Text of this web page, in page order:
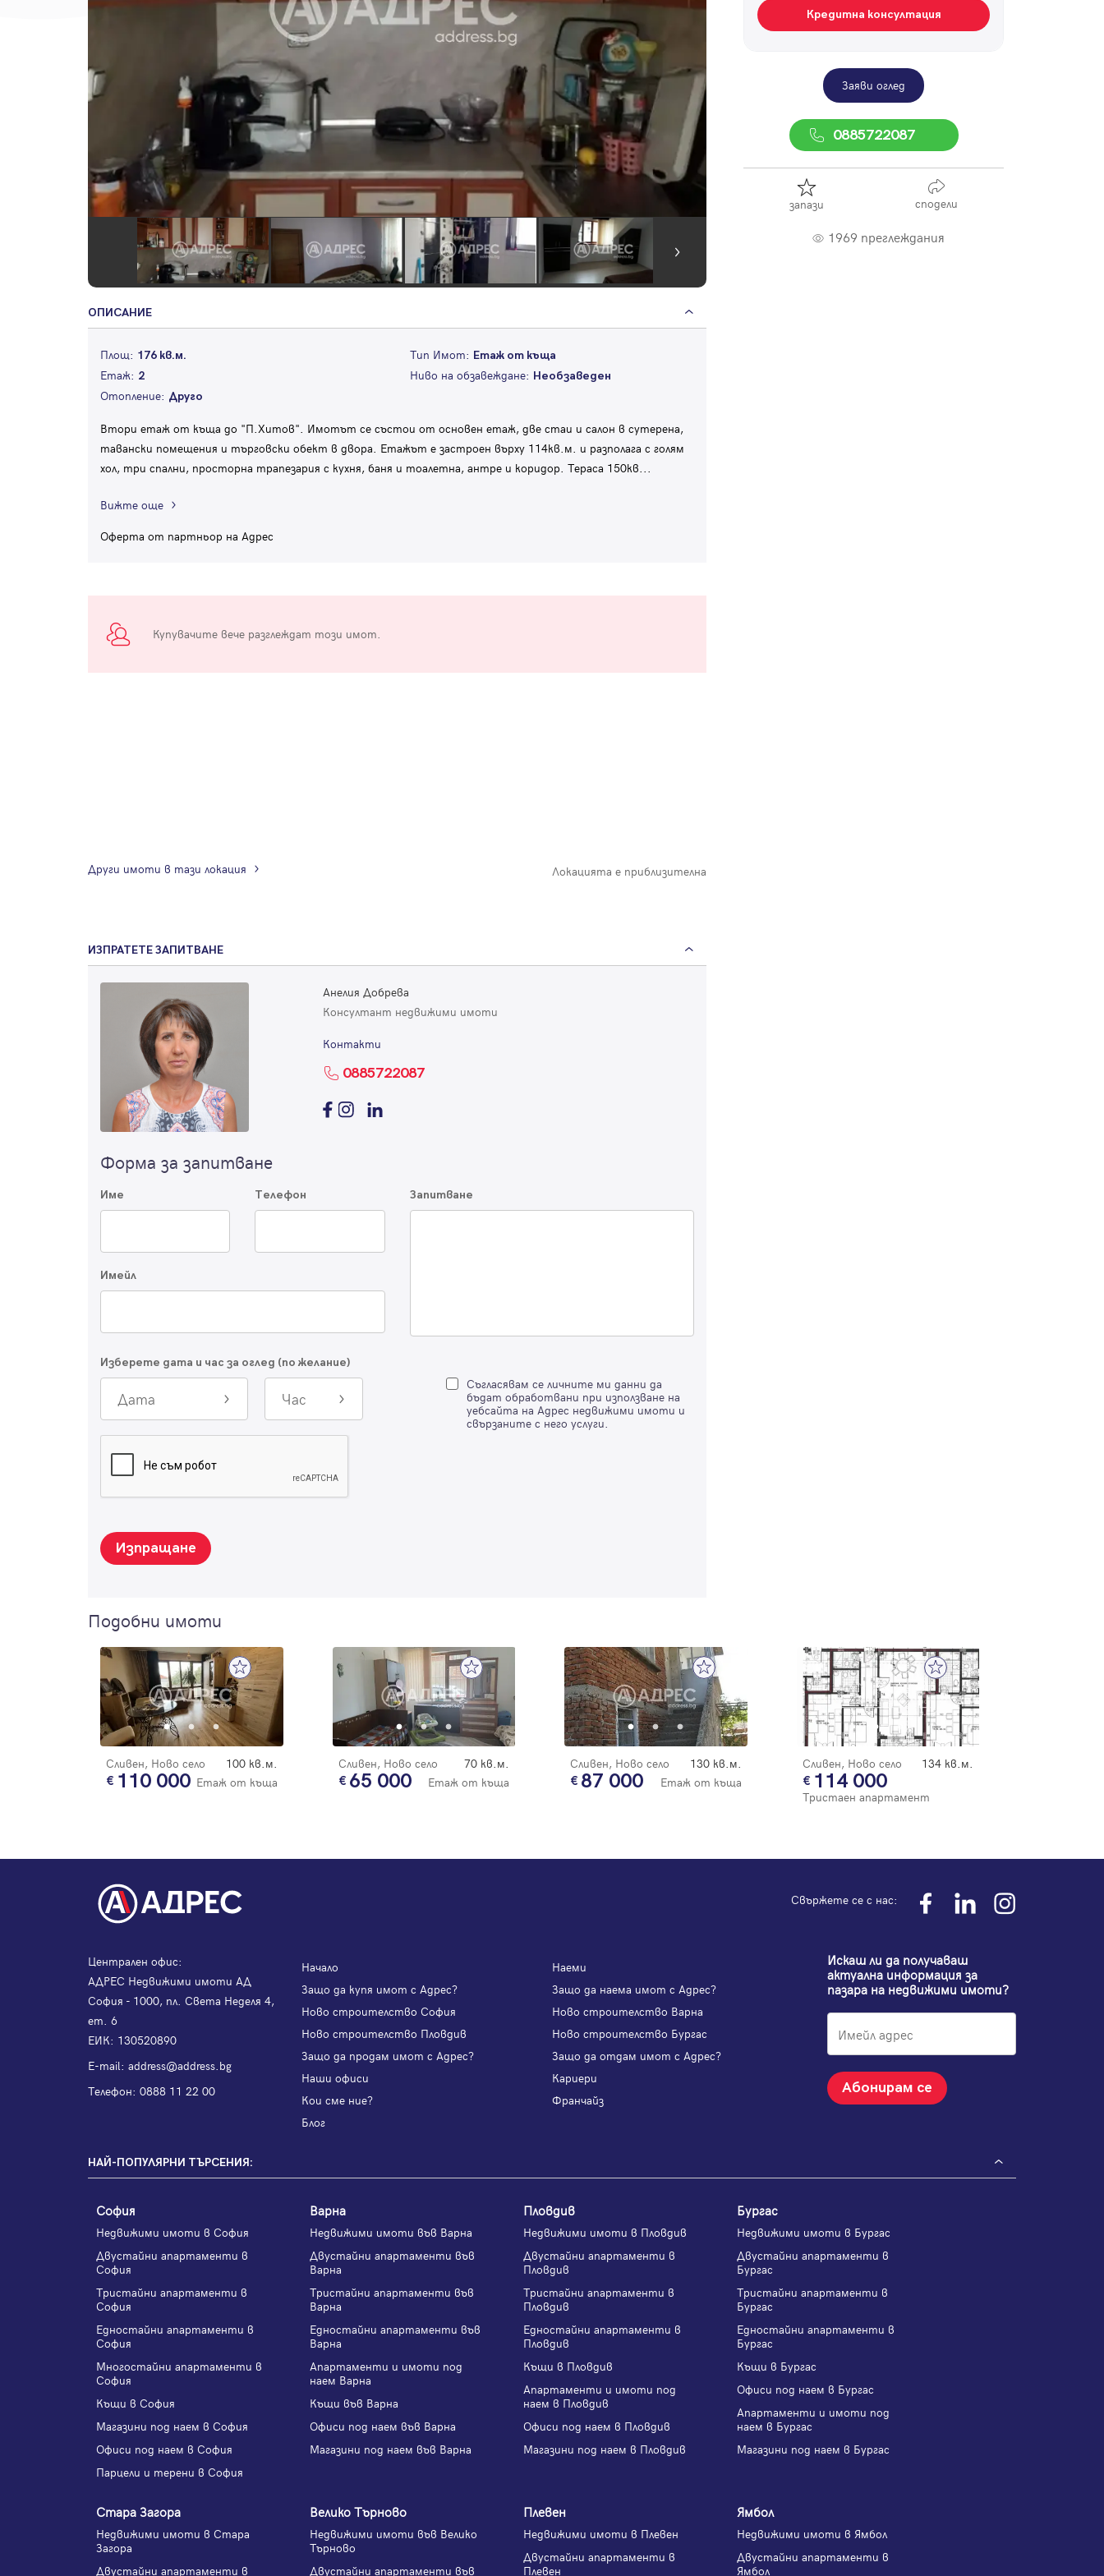
Кредитна консултация
Заяви оглед
0885722087
запази сподели
1969 преглеждания
ОПИСАНИЕ
Площ: 176 кв.м. Тип Имот: Етаж от къща
Етаж: 2 Ниво на обзавеждане: Необзаведен
Отопление: Друго
Втори етаж от къща до "П.Хитов". Имотът се състои от основен етаж, две стаи и салон в сутерена,
тавански помещения и търговски обект в двора. Етажът е застроен върху 114кв.м. и разполага с голям
хол, три спални, просторна трапезария с кухня, баня и тоалетна, антре и коридор. Тераса 150кв...
Вижте още
Оферта от партньор на Адрес
Купувачите вече разглеждат този имот.
Локацията е приблизителна
Други имоти в тази локация
ИЗПРАТЕТЕ ЗАПИТВАНЕ
Анелия Добрева
Консултант недвижими имоти
Контакти
0885722087
Форма за запитване
Име Телефон
Имейл
Запитване
Изберете дата и час за оглед (по желание)
Дата Час
Съгласявам се личните ми данни да
бъдат обработвани при използване на
уебсайта на Адрес недвижими имоти и
свързаните с него услуги.
Изпращане
Подобни имоти
Сливен, Ново село 100 кв.м.
110 000 Етаж от къща
Сливен, Ново село 70 кв.м.
65 000 Етаж от къща
Сливен, Ново село 130 кв.м.
87 000 Етаж от къща
Сливен, Ново село 134 кв.м.
114 000
Тристаен апартамент
Успех!
Успех!
Благодарим ви! Очаквайте скоро да се свържем с вас!
Свържете се с нас:
Централен офис:
АДРЕС Недвижими имоти АД
София - 1000, пл. Света Неделя 4,
ет. 6
ЕИК: 130520890
Е-mail: address@address.bg
Телефон: 0888 11 22 00
Начало
Наеми
Защо да купя имот с Адрес?
Защо да наема имот с Адрес?
Ново строителство София
Ново строителство Варна
Ново строителство Пловдив
Ново строителство Бургас
Защо да продам имот с Адрес?
Защо да отдам имот с Адрес?
Наши офиси
Кариери
Кои сме ние?
Франчайз
Блог
Искаш ли да получаваш
актуална информация за
пазара на недвижими имоти?
Абонирам се
НАЙ-ПОПУЛЯРНИ ТЪРСЕНИЯ:
София
Недвижими имоти в София
Двустайни апартаменти в
София
Тристайни апартаменти в
София
Едностайни апартаменти в
София
Многостайни апартаменти в
София
Къщи в София
Магазини под наем в София
Офиси под наем в София
Парцели и терени в София
Варна
Недвижими имоти във Варна
Двустайни апартаменти във
Варна
Тристайни апартаменти във
Варна
Едностайни апартаменти във
Варна
Апартаменти и имоти под
наем Варна
Къщи във Варна
Офиси под наем във Варна
Магазини под наем във Варна
Пловдив
Недвижими имоти в Пловдив
Двустайни апартаменти в
Пловдив
Тристайни апартаменти в
Пловдив
Едностайни апартаменти в
Пловдив
Къщи в Пловдив
Апартаменти и имоти под
наем в Пловдив
Офиси под наем в Пловдив
Магазини под наем в Пловдив
Бургас
Недвижими имоти в Бургас
Двустайни апартаменти в
Бургас
Тристайни апартаменти в
Бургас
Едностайни апартаменти в
Бургас
Къщи в Бургас
Офиси под наем в Бургас
Апартаменти и имоти под
наем в Бургас
Магазини под наем в Бургас
Стара Загора
Недвижими имоти в Стара
Загора
Двустайни апартаменти в
Велико Търново
Недвижими имоти във Велико
Търново
Двустайни апартаменти във
Плевен
Недвижими имоти в Плевен
Двустайни апартаменти в
Плевен
Ямбол
Недвижими имоти в Ямбол
Двустайни апартаменти в
Ямбол
Вход
по-подробна информация.
Продължи с Google
Вход с имейл